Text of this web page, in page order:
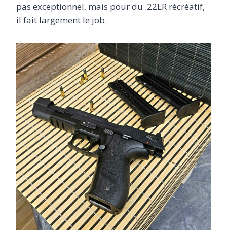
pas exceptionnel, mais pour du .22LR récréatif,
il fait largement le job.